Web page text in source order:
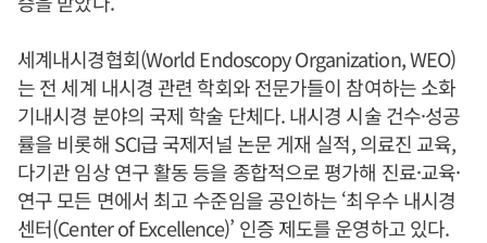
세계내시경협회(World Endoscopy Organization, WEO)
는 전 세계 내시경 관련 학회와 전문가들이 참여하는 소화
기내시경 분야의 국제 학술 단체다. 내시경 시술 건수·성공
률을 비롯해 SCI급 국제저널 논문 게재 실적, 의료진 교육,
다기관 임상 연구 활동 등을 종합적으로 평가해 진료·교육·
연구 모든 면에서 최고 수준임을 공인하는 ‘최우수 내시경
센터(Center of Excellence)’ 인증 제도를 운영하고 있다.